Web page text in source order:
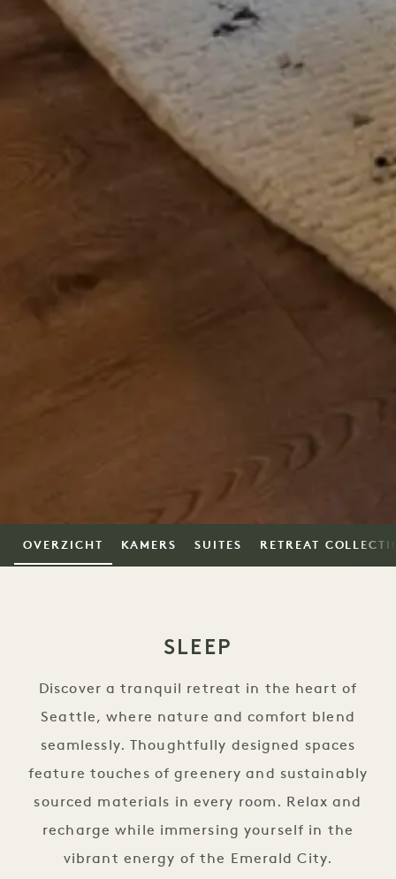
OVERZICHT KAMERS SUITES RETREAT
SLEEP
Discover a tranquil retreat in the heart of
Seattle, where nature and comfort blend
seamlessly. Thoughtfully designed spaces
feature touches of greenery and sustainably
sourced materials in every room. Relax and
recharge while immersing yourself in the
vibrant energy of the Emerald City.